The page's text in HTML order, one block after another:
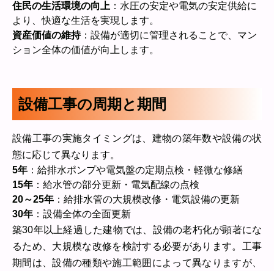
住民の生活環境の向上 ：水圧の安定や電気の安定供給に
より、快適な生活を実現します。
資産価値の維持：設備が適切に管理されることで、マン
ション全体の価値が向上します。
設備工事の周期と期間
設備工事の実施タイミングは、建物の築年数や設備の状
態に応じて異なります。
5年 ：給排水ポンプや電気盤の定期点検・軽微な修繕
15年 ：給水管の部分更新・電気配線の点検
20～25年 ：給排水管の大規模改修・電気設備の更新
30年 ：設備全体の全面更新
築30年以上経過した建物では、設備の老朽化が顕著にな
るため、大規模な改修を検討する必要があります。工事
期間は、設備の種類や施工範囲によって異なりますが、